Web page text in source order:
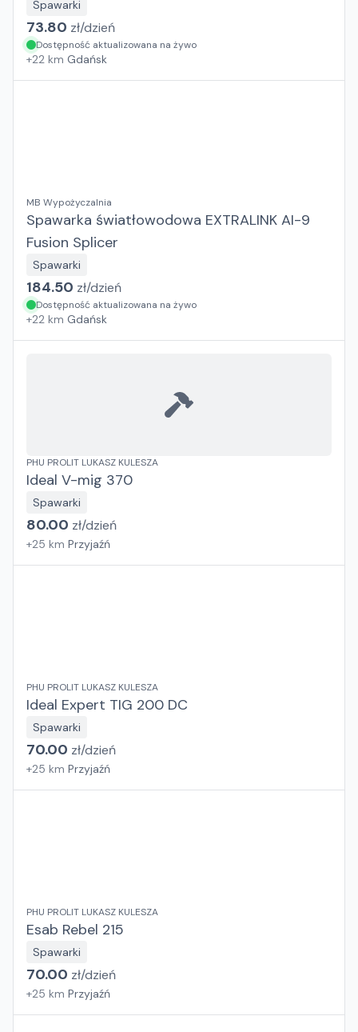
Spawarki
73.80 zł/dzień
Dostępność aktualizowana na żywo
+22 km Gdańsk
MB Wypożyczalnia
Spawarka światłowodowa EXTRALINK AI-9
Fusion Splicer
Spawarki
184.50 zł/dzień
Dostępność aktualizowana na żywo
+22 km Gdańsk
PHU PROLIT LUKASZ KULESZA
Ideal V-mig 370
Spawarki
80.00 zł/dzień
+25 km Przyjaźń
PHU PROLIT LUKASZ KULESZA
Ideal Expert TIG 200 DC
Spawarki
70.00 zł/dzień
+25 km Przyjaźń
PHU PROLIT LUKASZ KULESZA
Esab Rebel 215
Spawarki
70.00 zł/dzień
+25 km Przyjaźń